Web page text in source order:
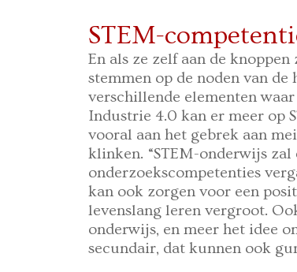
STEM-
En als ze zelf aan de
stemmen op de noden van de
verschillende elementen
Industrie 4.0 kan er meer op
vooral aan het gebrek aan
klinken. “STEM-onderwijs
onderzoekscompetenties
kan ook zorgen voor een
levenslang leren vergroot.
onderwijs, en meer het idee
secundair, dat kunnen ook